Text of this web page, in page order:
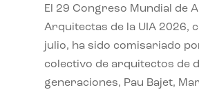
El 29 Congreso Mundial de
Arquitectas de la UIA 2026,
julio, ha sido comisariado
colectivo de arquitectos de
generaciones, Pau Bajet,